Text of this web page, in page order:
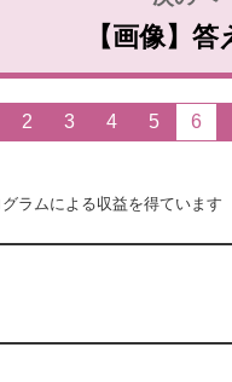
【画像】
2 3 4 5 6
ラムによる収益を得ています